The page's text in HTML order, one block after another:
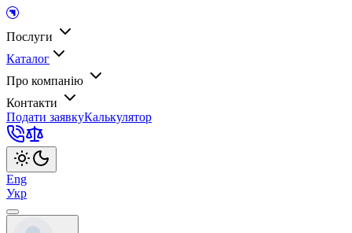
Послуги
Каталог
Про компанію
Контакти
Подати заявкуКалькулятор
Eng
Укр